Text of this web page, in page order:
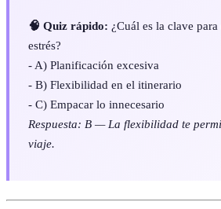
🧠 Quiz rápido: ¿Cuál es la clave
estrés?
- A) Planificación excesiva
- B) Flexibilidad en el itinerario
- C) Empacar lo innecesario
Respuesta: B — La flexibilidad te
viaje.